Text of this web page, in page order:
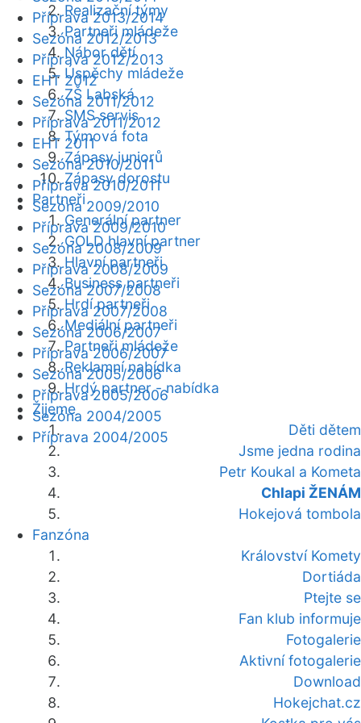
Realizační týmy
Partneři mládeže
Nábor dětí
Úspěchy mládeže
ZŠ Labská
SMS servis
Týmová fota
Zápasy juniorů
Zápasy dorostu
Partneři
Generální partner
GOLD hlavní partner
Hlavní partneři
Business partneři
Hrdí partneři
Mediální partneři
Partneři mládeže
Reklamní nabídka
Hrdý partner - nabídka
Žijeme
Děti dětem
Jsme jedna rodina
Petr Koukal a Kometa
Chlapi ŽENÁM
Hokejová tombola
Fanzóna
Království Komety
Dortiáda
Ptejte se
Fan klub informuje
Fotogalerie
Aktivní fotogalerie
Download
Hokejchat.cz
Příprava 2013/2014
Sezóna 2012/2013
Příprava 2012/2013
EHT 2012
Sezóna 2011/2012
Příprava 2011/2012
EHT 2011
Sezóna 2010/2011
Příprava 2010/2011
Sezóna 2009/2010
Příprava 2009/2010
Sezóna 2008/2009
Příprava 2008/2009
Sezóna 2007/2008
Příprava 2007/2008
Sezóna 2006/2007
Příprava 2006/2007
Sezóna 2005/2006
Příprava 2005/2006
Sezóna 2004/2005
Příprava 2004/2005